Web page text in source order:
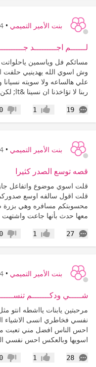
بنت الأمير التميمي • 4 سنوات
لــــــم اجـــــــــد
مسائكم فل وياسمين
وش اسوي الله يهدينيي
ربنا لا تؤاخذنا ان نسينا &lt; لكن مدري...
19
التعليقات إعجاب1 عدم 0
بنت الأمير التميمي • 4 سنوات
قصه توسع الصدر كثيرا
قلت اسوي موضوع واتفاعل
قلت اقول سالفه اوسع
محسوبتكم مسافره وهي بزرة
معها حدث بأنها جاعت واشتهت
27
التعليقات إعجاب1 عدم 0
بنت الأمير التميمي • 4 سنوات
شـــــي ودكـــــــم
مرحبتين يابنات يااشطه انتو
نفسي فخاطري انسى الاشياء
احس الناس افضل مني تعبت
اسويها وبالعكس احس نفسي
28
التعليقات إعجاب1 عدم 0